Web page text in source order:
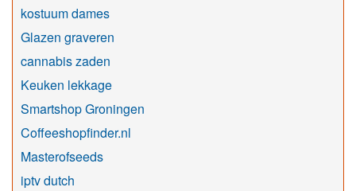
kostuum dames
Glazen graveren
cannabis zaden
Keuken lekkage
Smartshop Groningen
Coffeeshopfinder.nl
Masterofseeds
iptv dutch